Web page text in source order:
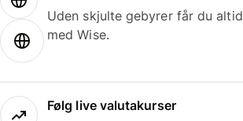
Uden skjulte gebyrer får du altid
med Wise.
Følg live valutakurser